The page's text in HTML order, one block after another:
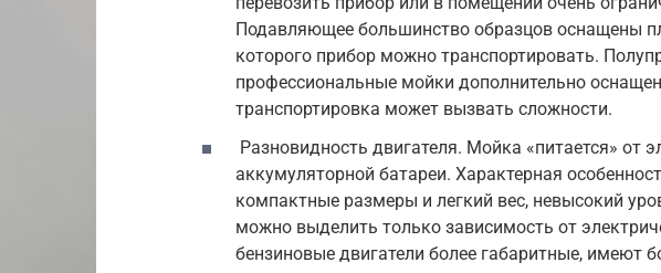
Подавляющее большинство образцов оснащены
которого прибор можно транспортировать.
профессиональные мойки дополнительно
транспортировка может вызвать сложности.
Разновидность двигателя. Мойка «питается» от
аккумуляторной батареи. Характерная
компактные размеры и легкий вес, невысокий
можно выделить только зависимость от
бензиновые двигатели более габаритные, имеют